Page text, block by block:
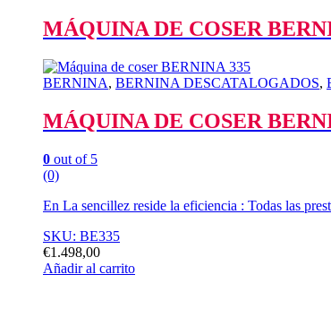
MÁQUINA DE COSER
BERNINA, BERNINA DESCATALOGADOS,
MÁQUINA DE COSER
0 out of 5
(0)
En La sencillez reside la eficiencia : Todas las
SKU: BE335
€1.498,00
Añadir al carrito